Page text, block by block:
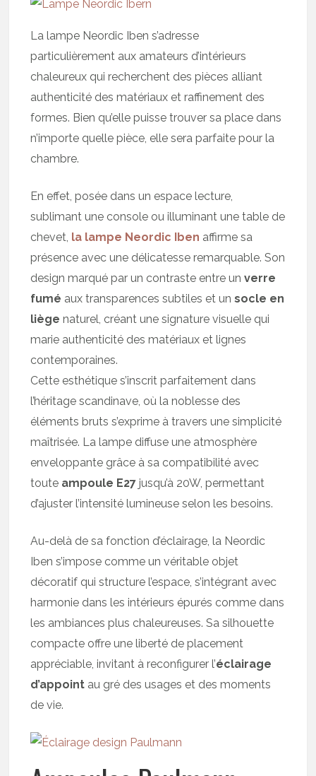
La lampe Neordic Iben s’adresse
particulièrement aux amateurs d’intérieurs
chaleureux qui recherchent des pièces alliant
authenticité des matériaux et raffinement des
formes. Bien qu’elle puisse trouver sa place dans
n’importe quelle pièce, elle sera parfaite pour la
chambre.
En effet, posée dans un espace lecture,
sublimant une console ou illuminant une table de
chevet, la lampe Neordic Iben affirme sa
présence avec une délicatesse remarquable. Son
design marqué par un contraste entre unverre
fumé aux transparences subtiles et unsocle en
liège naturel, créant une signature visuelle qui
marie authenticité des matériaux et lignes
contemporaines.
Cette esthétique s’inscrit parfaitement dans
l’héritage scandinave, où la noblesse des
éléments bruts s’exprime à travers une simplicité
maîtrisée. La lampe diffuse une atmosphère
enveloppante grâce à sa compatibilité avec
toute ampoule E27 jusqu’à 20W, permettant
d’ajuster l’intensité lumineuse selon les besoins.
Au-delà de sa fonction d’éclairage, la Neordic
Iben s’impose comme un véritable objet
décoratif qui structure l’espace, s’intégrant avec
harmonie dans les intérieurs épurés comme dans
les ambiances plus chaleureuses. Sa silhouette
compacte offre une liberté de placement
appréciable, invitant à reconfigurer l’éclairage
d’appoint au gré des usages et des moments
de vie.